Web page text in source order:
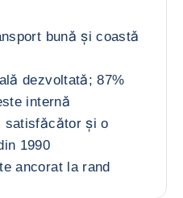
bună și coastă
dezvoltată; 87%
internă
satisfăcător și o
1990
ancorat la rand